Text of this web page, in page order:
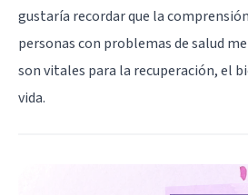
gustaría recordar que la
personas con problemas de salud
son vitales para la recuperación, el
vida.